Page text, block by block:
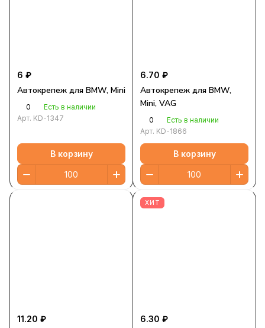
6 ₽
Автокрепеж для BMW, Mini
0
Есть в наличии
Арт. KD-1347
В корзину
6.70 ₽
Автокрепеж для BMW,
Mini, VAG
0
Есть в наличии
Арт. KD-1866
В корзину
11.20 ₽
ХИТ
6.30 ₽